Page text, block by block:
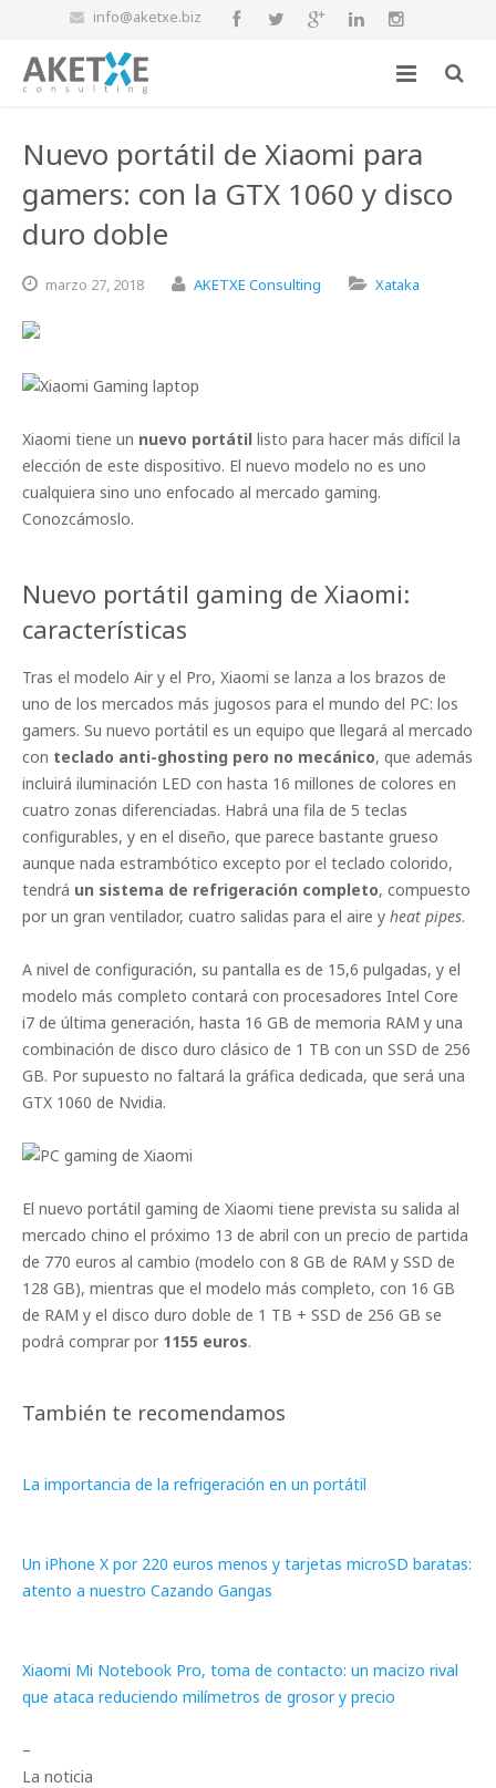
info@aketxe.biz
Nuevo portátil de Xiaomi para
gamers: con la GTX 1060 y disco
duro doble
marzo 27, 2018 AKETXE Consulting Xataka
Xiaomi tiene un nuevo portátil listo para hacer más difícil la
elección de este dispositivo. El nuevo modelo no es uno
cualquiera sino uno enfocado al mercado gaming.
Conozcámoslo.
Nuevo portátil gaming de Xiaomi:
características
Tras el modelo Air y el Pro, Xiaomi se lanza a los brazos de
uno de los mercados más jugosos para el mundo del PC: los
gamers. Su nuevo portátil es un equipo que llegará al mercado
con teclado anti-ghosting pero no mecánico, que además
incluirá iluminación LED con hasta 16 millones de colores en
cuatro zonas diferenciadas. Habrá una fila de 5 teclas
configurables, y en el diseño, que parece bastante grueso
aunque nada estrambótico excepto por el teclado colorido,
tendrá un sistema de refrigeración completo, compuesto
por un gran ventilador, cuatro salidas para el aire y heat pipes.
A nivel de configuración, su pantalla es de 15,6 pulgadas, y el
modelo más completo contará con procesadores Intel Core
i7 de última generación, hasta 16 GB de memoria RAM y una
combinación de disco duro clásico de 1 TB con un SSD de 256
GB. Por supuesto no faltará la gráfica dedicada, que será una
GTX 1060 de Nvidia.
El nuevo portátil gaming de Xiaomi tiene prevista su salida al
mercado chino el próximo 13 de abril con un precio de partida
de 770 euros al cambio (modelo con 8 GB de RAM y SSD de
128 GB), mientras que el modelo más completo, con 16 GB
de RAM y el disco duro doble de 1 TB + SSD de 256 GB se
podrá comprar por 1155 euros.
También te recomendamos
La importancia de la refrigeración en un portátil
Un iPhone X por 220 euros menos y tarjetas microSD baratas:
atento a nuestro Cazando Gangas
Xiaomi Mi Notebook Pro, toma de contacto: un macizo rival
que ataca reduciendo milímetros de grosor y precio
–
La noticia